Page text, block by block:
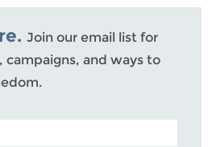
Join our email list for
campaigns, and ways to